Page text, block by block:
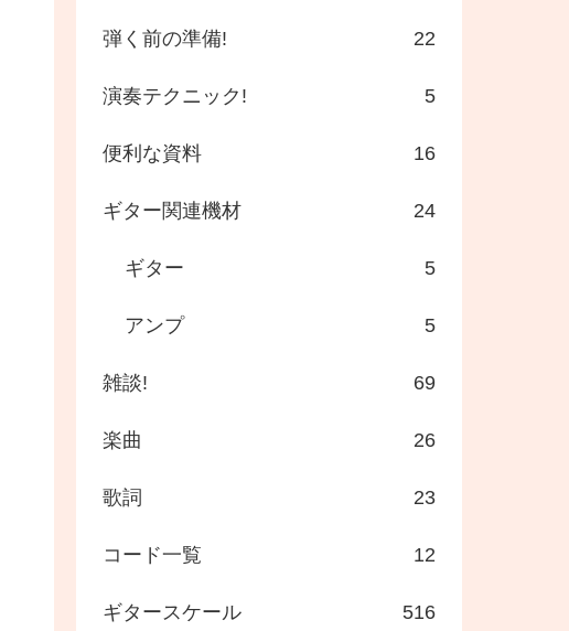
弾く前の準備! 22
演奏テクニック! 5
便利な資料 16
ギター関連機材 24
ギター 5
アンプ 5
雑談! 69
楽曲 26
歌詞 23
コード一覧 12
ギタースケール 516